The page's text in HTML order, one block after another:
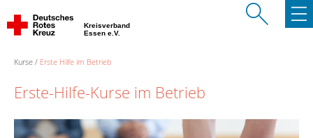
Kreisverband
Essen e.V.
Kurse Erste Hilfe im Betrieb
Erste-Hilfe-Kurse im Betrieb